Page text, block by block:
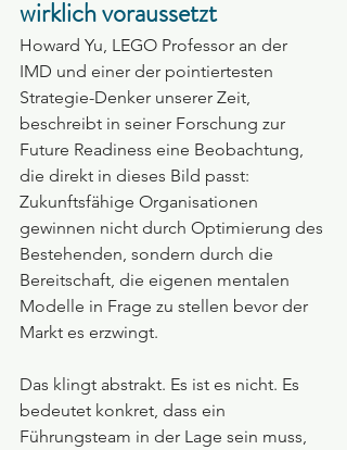
wirklich voraussetzt
Howard Yu, LEGO Professor an der
IMD und einer der pointiertesten
Strategie-Denker unserer Zeit,
beschreibt in seiner Forschung zur
Future Readiness eine Beobachtung,
die direkt in dieses Bild passt:
Zukunftsfähige Organisationen
gewinnen nicht durch Optimierung des
Bestehenden, sondern durch die
Bereitschaft, die eigenen mentalen
Modelle in Frage zu stellen bevor der
Markt es erzwingt.
Das klingt abstrakt. Es ist es nicht. Es
bedeutet konkret, dass ein
Führungsteam in der Lage sein muss,